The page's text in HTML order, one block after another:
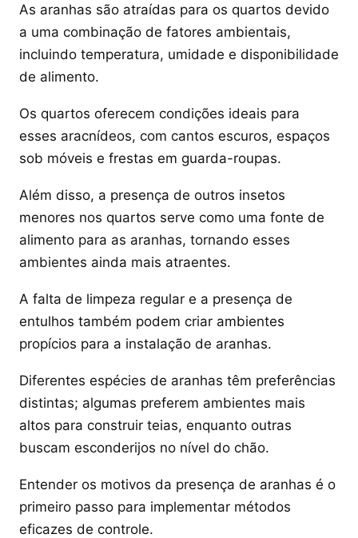
As aranhas são atraídas para os quartos devido
a uma combinação de fatores ambientais,
incluindo temperatura, umidade e disponibilidade
de alimento.
Os quartos oferecem condições ideais para
esses aracnídeos, com cantos escuros, espaços
sob móveis e frestas em guarda-roupas.
Além disso, a presença de outros insetos
menores nos quartos serve como uma fonte de
alimento para as aranhas, tornando esses
ambientes ainda mais atraentes.
A falta de limpeza regular e a presença de
entulhos também podem criar ambientes
propícios para a instalação de aranhas.
Diferentes espécies de aranhas têm preferências
distintas; algumas preferem ambientes mais
altos para construir teias, enquanto outras
buscam esconderijos no nível do chão.
Entender os motivos da presença de aranhas é o
primeiro passo para implementar métodos
eficazes de controle.